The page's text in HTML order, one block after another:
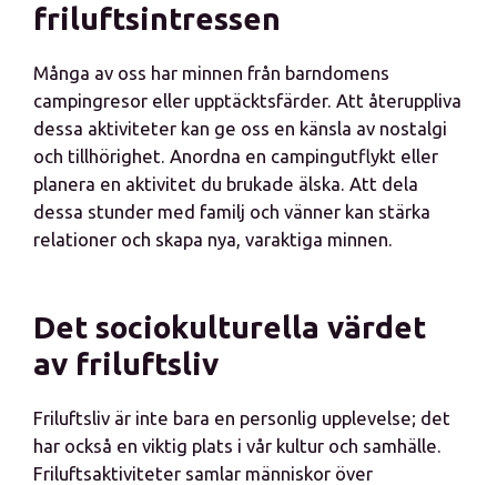
friluftsintressen
Många av oss har minnen från barndomens
campingresor eller upptäcktsfärder. Att återuppliva
dessa aktiviteter kan ge oss en känsla av nostalgi
och tillhörighet. Anordna en campingutflykt eller
planera en aktivitet du brukade älska. Att dela
dessa stunder med familj och vänner kan stärka
relationer och skapa nya, varaktiga minnen.
Det sociokulturella värdet
av friluftsliv
Friluftsliv är inte bara en personlig upplevelse; det
har också en viktig plats i vår kultur och samhälle.
Friluftsaktiviteter samlar människor över